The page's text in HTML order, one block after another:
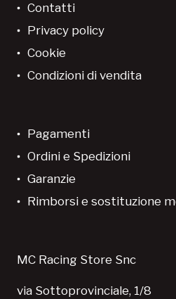
Contatti
Privacy policy
Cookie
Condizioni di vendita
Pagamenti
Ordini e Spedizioni
Garanzie
Rimborsi e sostituzione
MC Racing Store Snc
via Sottoprovinciale, 1/8